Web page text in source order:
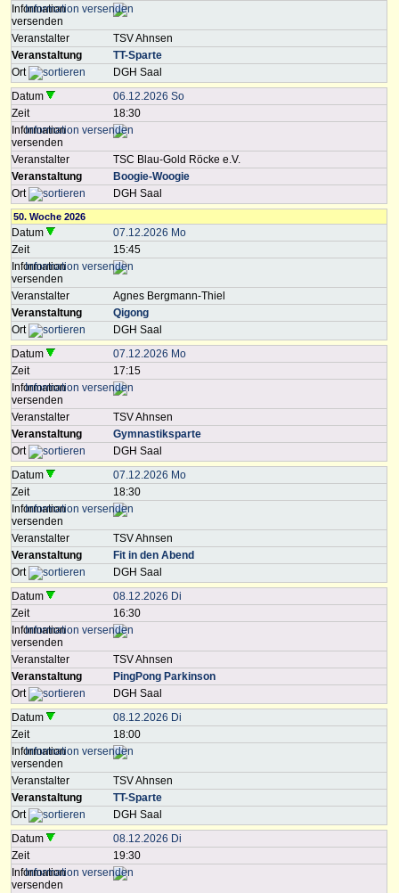
Information
versenden
Veranstalter
TSV Ahnsen
Veranstaltung
TT-Sparte
Ort
DGH Saal
Datum
06.12.2026 So
Zeit
18:30
Information
versenden
Veranstalter
TSC Blau-Gold Röcke e.V.
Veranstaltung
Boogie-Woogie
Ort
DGH Saal
50. Woche 2026
Datum
07.12.2026 Mo
Zeit
15:45
Information
versenden
Veranstalter
Agnes Bergmann-Thiel
Veranstaltung
Qigong
Ort
DGH Saal
Datum
07.12.2026 Mo
Zeit
17:15
Information
versenden
Veranstalter
TSV Ahnsen
Veranstaltung
Gymnastiksparte
Ort
DGH Saal
Datum
07.12.2026 Mo
Zeit
18:30
Information
versenden
Veranstalter
TSV Ahnsen
Veranstaltung
Fit in den Abend
Ort
DGH Saal
Datum
08.12.2026 Di
Zeit
16:30
Information
versenden
Veranstalter
TSV Ahnsen
Veranstaltung
PingPong Parkinson
Ort
DGH Saal
Datum
08.12.2026 Di
Zeit
18:00
Information
versenden
Veranstalter
TSV Ahnsen
Veranstaltung
TT-Sparte
Ort
DGH Saal
Datum
08.12.2026 Di
Zeit
19:30
Information
versenden